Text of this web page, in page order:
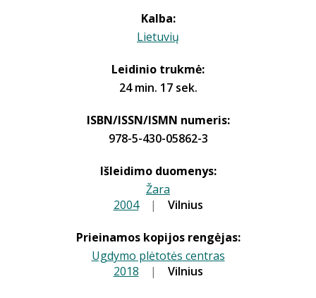
Kalba:
Lietuvių
Leidinio trukmė:
24 min. 17 sek.
ISBN/ISSN/ISMN numeris:
978-5-430-05862-3
Išleidimo duomenys:
Žara
2004 | Vilnius
Prieinamos kopijos rengėjas:
Ugdymo plėtotės centras
2018 | Vilnius